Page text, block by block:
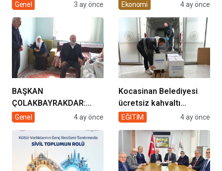
müziğin coşkusu
geliyor!
Genel 3 ay önce
Enerjisi Hamlesi
Ekonomi 4 ay önce
BAŞKAN
ÇOLAKBAYRAKDAR:
“EVDE SAĞLIK
GÖNÜLLERE
DOKUNUYORUZ”
Genel 4 ay önce
Kocasinan Belediyesi
ücretsiz kahvaltı
desteği projesi
EĞİTİM 4 ay önce